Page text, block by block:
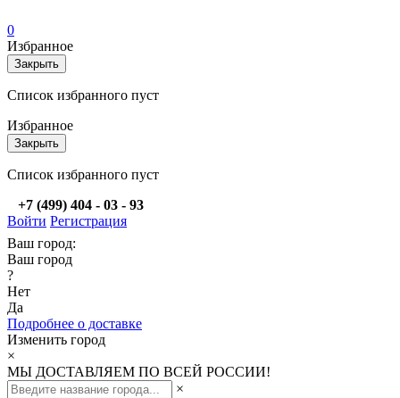
0
Избранное
Закрыть
Список избранного пуст
Избранное
Закрыть
Список избранного пуст
+7 (499) 404 - 03 - 93
Войти Регистрация
Ваш город:
Ваш город
?
Нет
Да
Подробнее о доставке
Изменить город
×
МЫ ДОСТАВЛЯЕМ ПО ВСЕЙ РОССИИ!
×